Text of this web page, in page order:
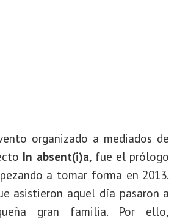
organizado a mediados de
In absent(i)a, fue el prólogo
a tomar forma en 2013.
asistieron aquel día pasaron a
gran familia. Por ello,